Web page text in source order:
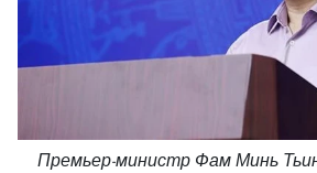
Премьер-министр Фам Минь